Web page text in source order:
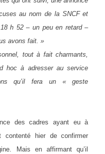
au nom de la SNCF et
h 52 – un peu en retard –
avons fait. »
tout à fait charmants,
hoc à adresser au service
qu’il fera un « geste
des cadres ayant eu à
contenté hier de confirmer
Mais en affirmant qu’il